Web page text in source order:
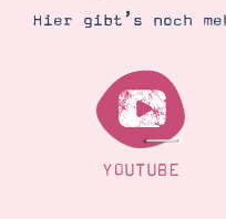
Hier gibt’s noch
YOUTUBE